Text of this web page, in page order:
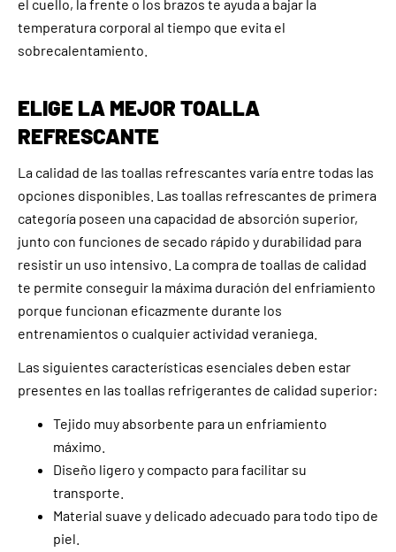
el cuello, la frente o los brazos te ayuda a bajar la
temperatura corporal al tiempo que evita el
sobrecalentamiento.
ELIGE LA MEJOR TOALLA
REFRESCANTE
La calidad de las toallas refrescantes varía entre todas las
opciones disponibles. Las toallas refrescantes de primera
categoría poseen una capacidad de absorción superior,
junto con funciones de secado rápido y durabilidad para
resistir un uso intensivo. La compra de toallas de calidad
te permite conseguir la máxima duración del enfriamiento
porque funcionan eficazmente durante los
entrenamientos o cualquier actividad veraniega.
Las siguientes características esenciales deben estar
presentes en las toallas refrigerantes de calidad superior:
Tejido muy absorbente para un enfriamiento
máximo.
Diseño ligero y compacto para facilitar su
transporte.
Material suave y delicado adecuado para todo tipo de
piel.